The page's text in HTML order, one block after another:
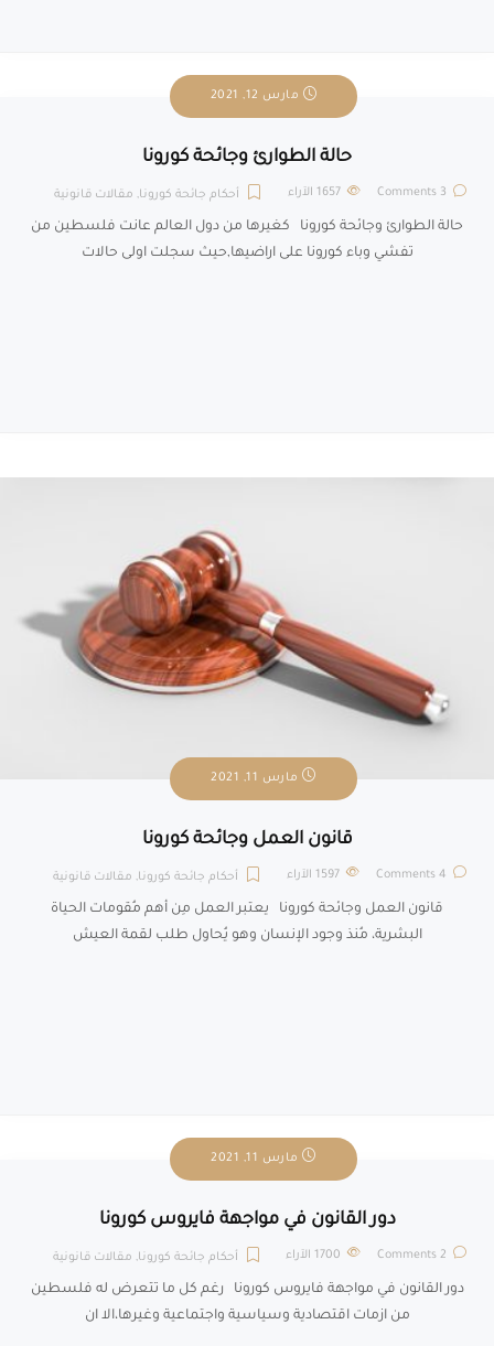
مارس 12, 2021
حالة الطوارئ وجائحة كورونا
أحكام جائحة كورونا, مقالات قانونية 3 Comments الآراء
حالة الطوارئ وجائحة كورونا كغيرها من دول العالم عانت فلسطين من
تفشي وباء كورونا على اراضيها,حيث سجلت اولى حالات
مارس 11, 2021
قانون العمل وجائحة كورونا
أحكام جائحة كورونا, مقالات قانونية 4 Comments الآراء
قانون العمل وجائحة كورونا يعتبر العمل مِن أهم مُقومات الحياة
البشرية، مُنذ وجود الإنسان وهو يُحاول طلب لقمة العيش
مارس 11, 2021
دور القانون في مواجهة فايروس كورونا
أحكام جائحة كورونا, مقالات قانونية 2 Comments الآراء
دور القانون في مواجهة فايروس كورونا رغم كل ما تتعرض له فلسطين
من ازمات اقتصادية وسياسية واجتماعية وغيرها،الا ان